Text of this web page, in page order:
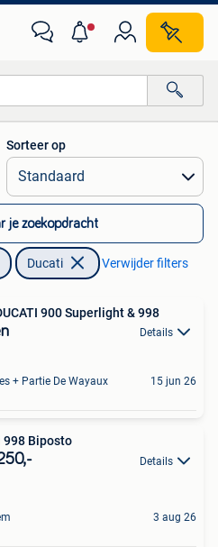
Sorteer op
je zoekopdracht
Ducati Verwijder filters
900 Superlight & 998
Details
+ Partie De Wayaux 15 jun 26
998 Biposto
Details
3 aug 26